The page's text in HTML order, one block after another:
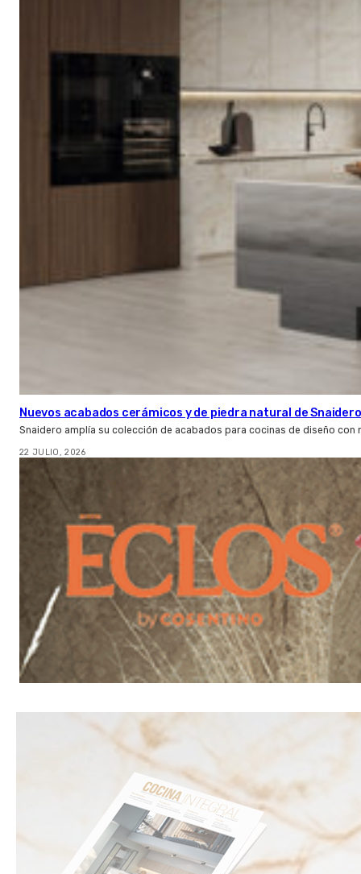
Nuevos acabados cerámicos y de piedra natural de Snaidero
Snaidero amplía su colección de acabados para cocinas de diseño
22 JULIO, 2026